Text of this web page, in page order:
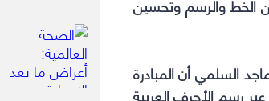
السلمي أن المبادرة
رسم الأحرف العربية
new
new
new
new